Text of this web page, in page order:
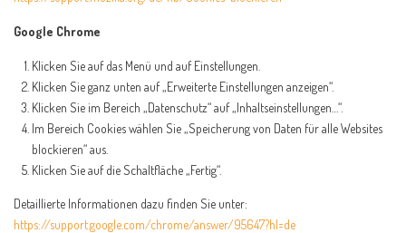
Google Chrome
Klicken Sie auf das Menü und auf Einstellungen.
Klicken Sie ganz unten auf „Erweiterte Einstellungen anzeigen“.
Klicken Sie im Bereich „Datenschutz“ auf „Inhaltseinstellungen…“.
Im Bereich Cookies wählen Sie „Speicherung von Daten für alle Websites
blockieren“ aus.
Klicken Sie auf die Schaltfläche „Fertig“.
Detaillierte Informationen dazu finden Sie unter:
https://support.google.com/chrome/answer/95647?hl=de